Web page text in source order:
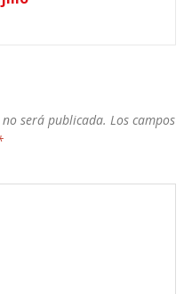
será publicada. Los campos